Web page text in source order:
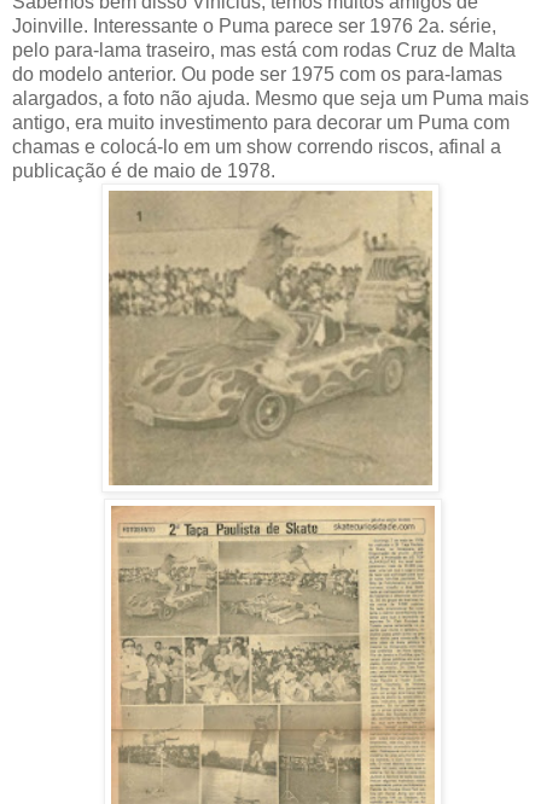
Joinville. Interessante o Puma parece ser 1976 2a. série,
pelo para-lama traseiro, mas está com rodas Cruz de Malta
do modelo anterior. Ou pode ser 1975 com os para-lamas
alargados, a foto não ajuda. Mesmo que seja um Puma mais
antigo, era muito investimento para decorar um Puma com
chamas e colocá-lo em um show correndo riscos, afinal a
publicação é de maio de 1978.